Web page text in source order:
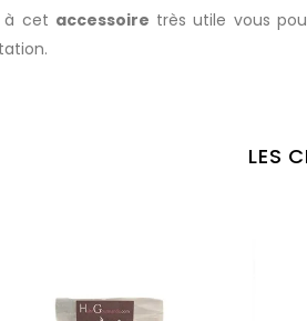
à cet accessoire très utile vous
LES